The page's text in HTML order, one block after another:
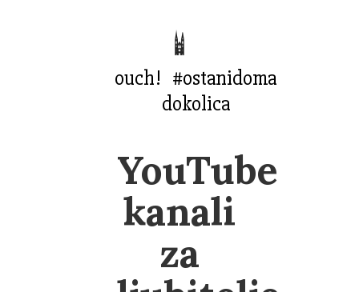
ouch! #ostanidoma
dokolica
YouTube
kanali
za